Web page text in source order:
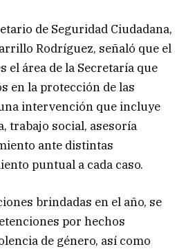
de Seguridad Ciudadana,
Rodríguez, señaló que el
el área de la Secretaría que
en la protección de las
intervención que incluye
trabajo social, asesoría
ante distintas
puntual a cada caso.
brindadas en el año, se
por hechos
de género, así como